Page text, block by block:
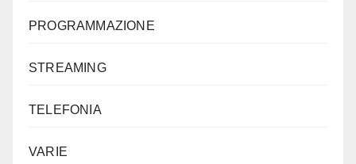
PROGRAMMAZIONE
STREAMING
TELEFONIA
VARIE